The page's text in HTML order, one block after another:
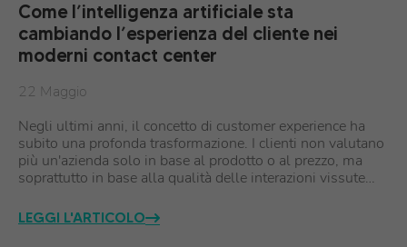
Come l’intelligenza artificiale sta
cambiando l’esperienza del cliente nei
moderni contact center
22 Maggio
Negli ultimi anni, il concetto di customer experience ha
subito una profonda trasformazione. I clienti non valutano
più un'azienda solo in base al prodotto o al prezzo, ma
soprattutto in base alla qualità delle interazioni vissute…
LEGGI L'ARTICOLO